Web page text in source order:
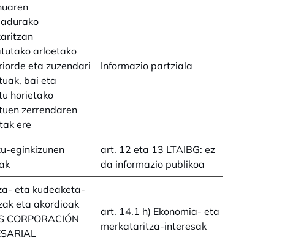
arloetako
eta zuzendari
bai eta
horietako
zerrendaren
ere
Informazio partziala
eginkizunen
art. 12 eta 13 LTAIBG: ez
da informazio publikoa
eta kudeaketa-
eta akordioak
CORPORACIÓN
art. 14.1 h) Ekonomia- eta
merkataritza-interesak